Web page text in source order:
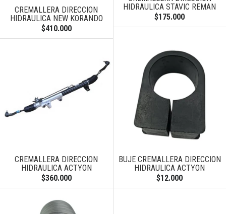
CREMALLERA DIRECCION
HIDRAULICA NEW KORANDO
$410.000
HIDRAULICA STAVIC REMAN
$175.000
CREMALLERA DIRECCION
HIDRAULICA ACTYON
$360.000
BUJE CREMALLERA DIRECCION
HIDRAULICA ACTYON
$12.000